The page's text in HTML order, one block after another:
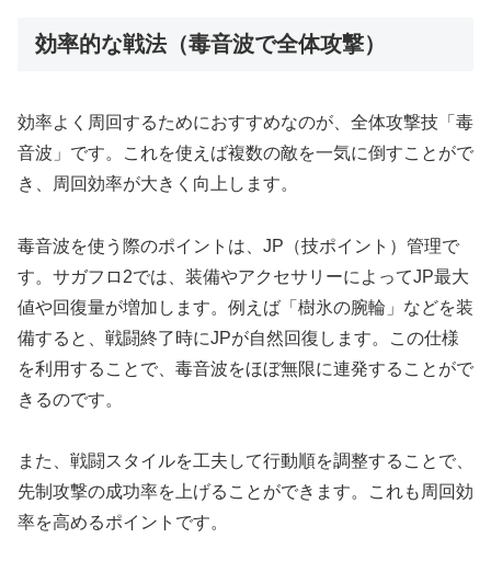
効率的な戦法（毒音波で全体攻撃）
効率よく周回するためにおすすめなのが、全体攻撃技「毒
音波」です。これを使えば複数の敵を一気に倒すことがで
き、周回効率が大きく向上します。
毒音波を使う際のポイントは、JP（技ポイント）管理で
す。サガフロ2では、装備やアクセサリーによってJP最大
値や回復量が増加します。例えば「樹氷の腕輪」などを装
備すると、戦闘終了時にJPが自然回復します。この仕様
を利用することで、毒音波をほぼ無限に連発することがで
きるのです。
また、戦闘スタイルを工夫して行動順を調整することで、
先制攻撃の成功率を上げることができます。これも周回効
率を高めるポイントです。